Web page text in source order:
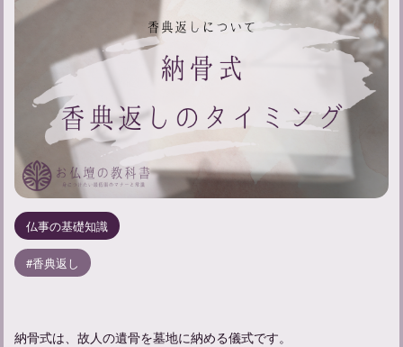
仏事の基礎知識
香典返し
納骨式は、故人の遺骨を墓地に納める儀式です。